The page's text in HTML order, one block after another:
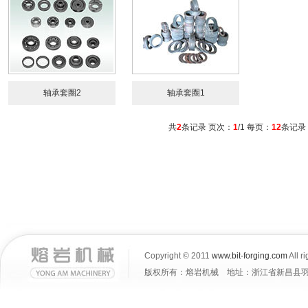
轴承套圈2 轴承套圈1
共2条记录 页次： 1/1 每页： 12条记
Copyright © 2011 www.bit-forging.comAll
版权所有：熔岩机械 地址：浙江省新昌